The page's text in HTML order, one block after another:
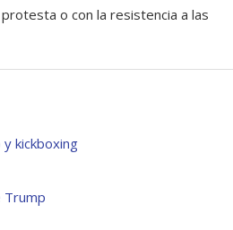
o con la resistencia a las
y kickboxing
Trump